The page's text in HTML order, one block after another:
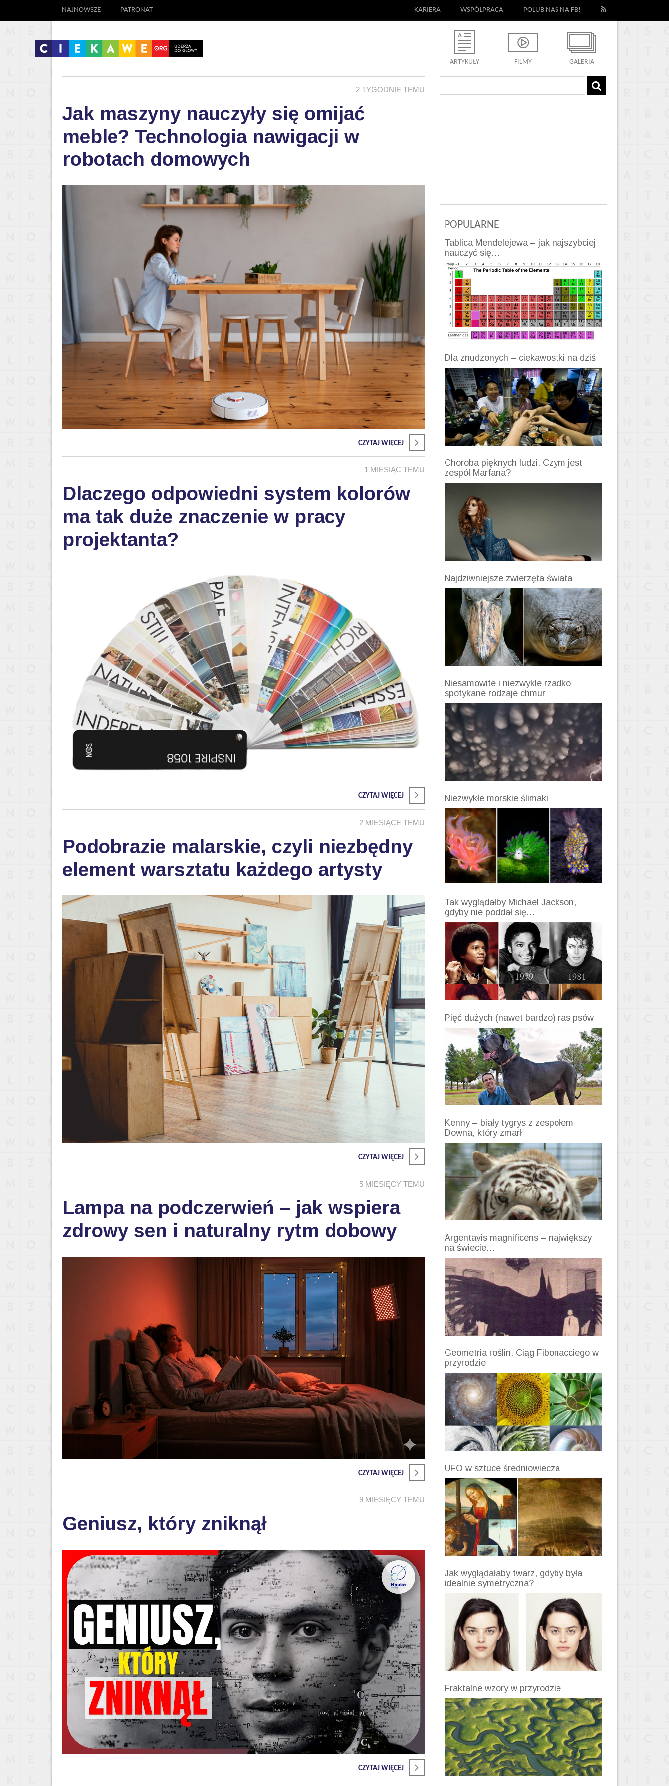
NAJNOWSZE PATRONAT KARIERA WSPÓŁPRACA POLUB NAS NA FB!
ARTYKUŁY FILMY GALERIA
2 TYGODNIE TEMU
Jak maszyny nauczyły się omijać
meble? Technologia nawigacji w
robotach domowych
CZYTAJ WIĘCEJ
1 MIESIĄC TEMU
Dlaczego odpowiedni system kolorów
ma tak duże znaczenie w pracy
projektanta?
CZYTAJ WIĘCEJ
2 MIESIĄCE TEMU
Podobrazie malarskie, czyli niezbędny
element warsztatu każdego artysty
CZYTAJ WIĘCEJ
5 MIESIĘCY TEMU
Lampa na podczerwień – jak wspiera
zdrowy sen i naturalny rytm dobowy
CZYTAJ WIĘCEJ
9 MIESIĘCY TEMU
Geniusz, który zniknął
CZYTAJ WIĘCEJ
POPULARNE
Tablica Mendelejewa – jak najszybciej
nauczyć się…
Dla znudzonych – ciekawostki na dziś
Choroba pięknych ludzi. Czym jest
zespół Marfana?
Najdziwniejsze zwierzęta świata
Niesamowite i niezwykle rzadko
spotykane rodzaje chmur
Niezwykłe morskie ślimaki
Tak wyglądałby Michael Jackson,
gdyby nie poddał się…
Pięć dużych (nawet bardzo) ras psów
Kenny – biały tygrys z zespołem
Downa, który zmarł
Argentavis magnificens – największy
na świecie…
Geometria roślin. Ciąg Fibonacciego w
przyrodzie
UFO w sztuce średniowiecza
Jak wyglądałaby twarz, gdyby była
idealnie symetryczna?
Fraktalne wzory w przyrodzie